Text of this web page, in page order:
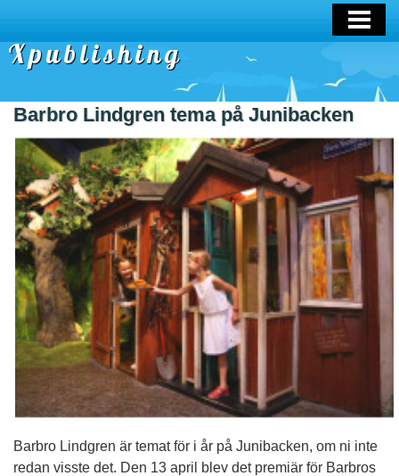
Xpublishing
Barbro Lindgren tema på Junibacken
Barbro Lindgren är temat för i år på Junibacken, om ni inte
redan visste det. Den 13 april blev det premiär för Barbros